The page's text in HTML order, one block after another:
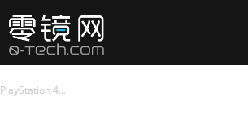
PlayStation 4...